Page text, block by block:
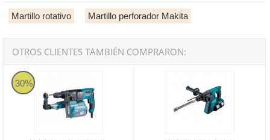
Martillo rotativo Martillo perforador Makita
OTROS CLIENTES TAMBIÉN COMPRARON:
30%
Martillo ligero con auto aspiración Makita HR2651TJ 26mm AVT